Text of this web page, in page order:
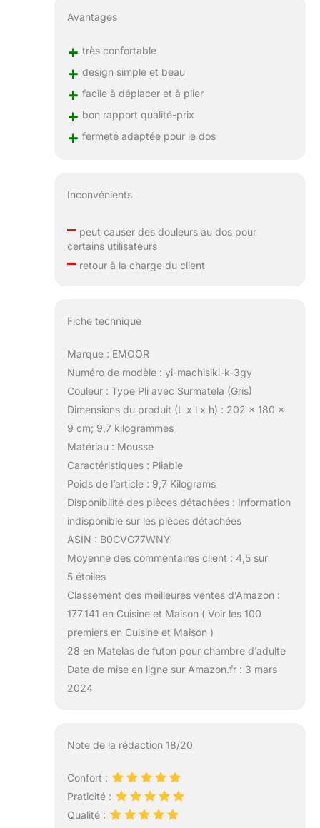
Avantages
+ très confortable
+ design simple et beau
+ facile à déplacer et à plier
+ bon rapport qualité-prix
+ fermeté adaptée pour le dos
Inconvénients
–peut causer des douleurs au dos pour
certains utilisateurs
–retour à la charge du client
Fiche technique
Marque : EMOOR
Numéro de modèle : yi-machisiki-k-3gy
Couleur : Type Pli avec Surmatela (Gris)
Dimensions du produit (L x l x h) : 202 x 180 x
9 cm; 9,7 kilogrammes
Matériau : Mousse
Caractéristiques : Pliable
Poids de l’article : 9,7 Kilograms
Disponibilité des pièces détachées : Information
indisponible sur les pièces détachées
ASIN : B0CVG77WNY
Moyenne des commentaires client : 4,5 sur
5 étoiles
Classement des meilleures ventes d’Amazon :
177 141 en Cuisine et Maison ( Voir les 100
premiers en Cuisine et Maison )
28 en Matelas de futon pour chambre d’adulte
Date de mise en ligne sur Amazon.fr : 3 mars
2024
Note de la rédaction 18/20
Confort :
Praticité :
Qualité :